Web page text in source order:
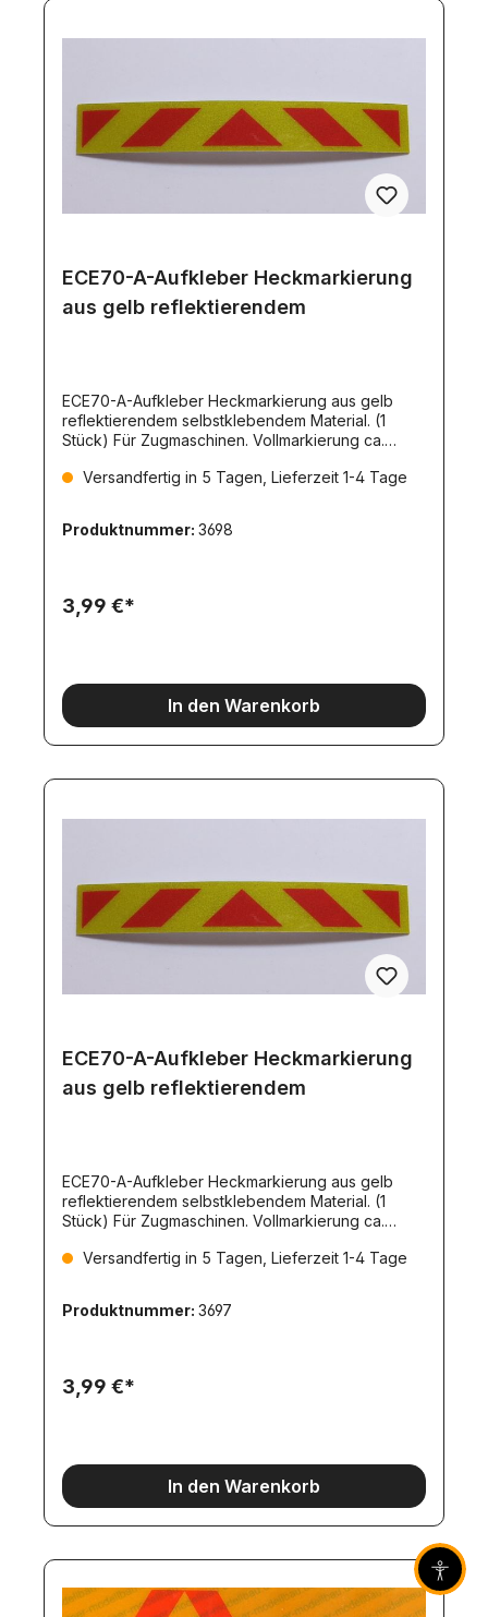
ECE70-A-Aufkleber Heckmarkierung
aus gelb reflektierendem
ECE70-A-Aufkleber Heckmarkierung aus gelb
reflektierendem selbstklebendem Material. (1
Stück) Für Zugmaschinen. Vollmarkierung ca.
Versandfertig in 5 Tagen, Lieferzeit 1-4 Tage
Produktnummer: 3698
3,99 €*
In den Warenkorb
ECE70-A-Aufkleber Heckmarkierung
aus gelb reflektierendem
ECE70-A-Aufkleber Heckmarkierung aus gelb
reflektierendem selbstklebendem Material. (1
Stück) Für Zugmaschinen. Vollmarkierung ca.
Versandfertig in 5 Tagen, Lieferzeit 1-4 Tage
Produktnummer: 3697
3,99 €*
In den Warenkorb